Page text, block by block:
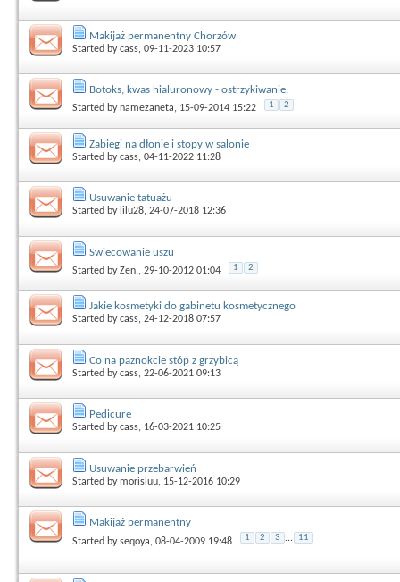
Makijaż permanentny Chorzów
Started bycass, 09-11-2023 10:57
Botoks, kwas hialuronowy - ostrzykiwanie.
Started bynamezaneta, 15-09-2014 15:22 1 2
Zabiegi na dłonie i stopy w salonie
Started bycass, 04-11-2022 11:28
Usuwanie tatuażu
Started by lilu28, 24-07-2018 12:36
Swiecowanie uszu
Started byZen., 29-10-2012 01:04 1 2
Jakie kosmetyki do gabinetu kosmetycznego
Started bycass, 24-12-2018 07:57
Co na paznokcie stóp z grzybicą
Started bycass, 22-06-2021 09:13
Pedicure
Started bycass, 16-03-2021 10:25
Usuwanie przebarwień
Started bymorisluu, 15-12-2016 10:29
Makijaż permanentny
Started byseqoya, 08-04-2009 19:48 1 2 3 ... 11